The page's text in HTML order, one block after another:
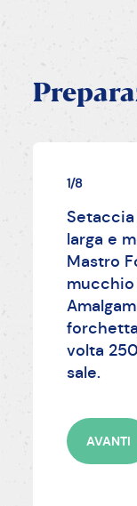
1/8
larga e
Mastro
volta
sale.
AVANTI